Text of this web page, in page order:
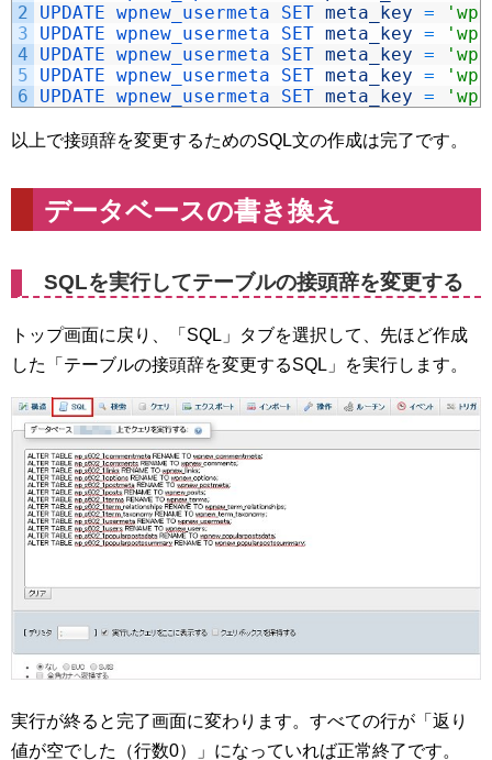
2
3
4
5
6
UPDATE wpnew_usermeta SET meta_key =
UPDATE wpnew_usermeta SET meta_key =
UPDATE wpnew_usermeta SET meta_key =
UPDATE wpnew_usermeta SET meta_key =
UPDATE wpnew_usermeta SET meta_key =
以上で接頭辞を変更するためのSQL文の作成は完了です。
データベースの書き換え
SQLを実行してテーブルの接頭辞を変更する
トップ画面に戻り、「SQL」タブを選択して、先ほど作成
した「テーブルの接頭辞を変更するSQL」を実行します。
実行が終ると完了画面に変わります。すべての行が「返り
値が空でした（行数0）」になっていれば正常終了です。